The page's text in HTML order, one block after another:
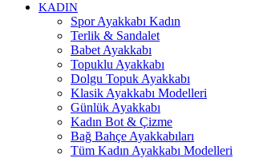
KADIN
Spor Ayakkabı Kadın
Terlik & Sandalet
Babet Ayakkabı
Topuklu Ayakkabı
Dolgu Topuk Ayakkabı
Klasik Ayakkabı Modelleri
Günlük Ayakkabı
Kadın Bot & Çizme
Bağ Bahçe Ayakkabıları
Tüm Kadın Ayakkabı Modelleri